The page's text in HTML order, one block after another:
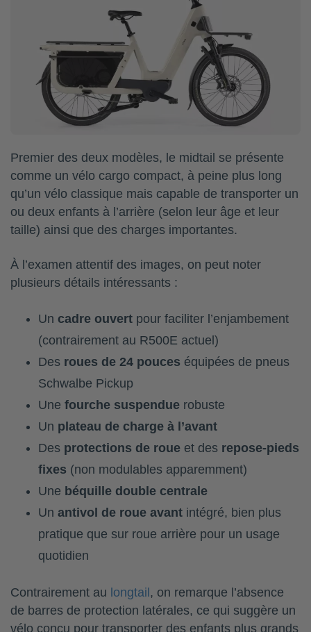
Premier des deux modèles, le midtail se présente
comme un vélo cargo compact, à peine plus long
qu’un vélo classique mais capable de transporter un
ou deux enfants à l’arrière (selon leur âge et leur
taille) ainsi que des charges importantes.
À l’examen attentif des images, on peut noter
plusieurs détails intéressants :
Un cadre ouvert pour faciliter l’enjambement
(contrairement au R500E actuel)
Des roues de 24 pouces équipées de pneus
Schwalbe Pickup
Une fourche suspendue robuste
Un plateau de charge à l’avant
Des protections de roue et des repose-pieds
fixes (non modulables apparemment)
Une béquille double centrale
Un antivol de roue avant intégré, bien plus
pratique que sur roue arrière pour un usage
quotidien
Contrairement au longtail , on remarque l’absence
de barres de protection latérales, ce qui suggère un
vélo conçu pour transporter des enfants plus grands